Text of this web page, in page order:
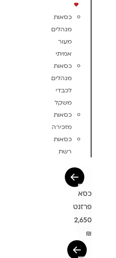
כסאות
מנהלים
מעור
אמיתי
כסאות
מנהלים
לכבדי
משקל
כסאות
מזכירה
כסאות
רשת
כסא
פרזנט
2,650
₪